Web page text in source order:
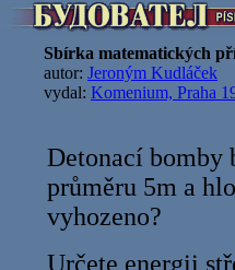
Sbírka matematických
autor: Jeroným Kudláček
vydal: Komenium, Praha
Detonací bomby
průměru 5m a
vyhozeno?
Určete energii